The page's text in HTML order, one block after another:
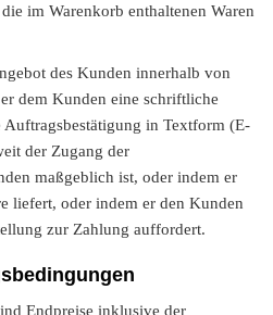
im Warenkorb enthaltenen Waren
des Kunden innerhalb von
dem Kunden eine schriftliche
in Textform (E-
der Zugang der
maßgeblich ist, oder indem er
liefert, oder indem er den Kunden
zur Zahlung auffordert.
Endpreise inklusive der